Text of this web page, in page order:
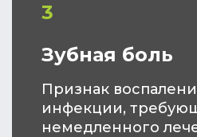
3
Зубная боль
Признак
инфекции,
немедленного